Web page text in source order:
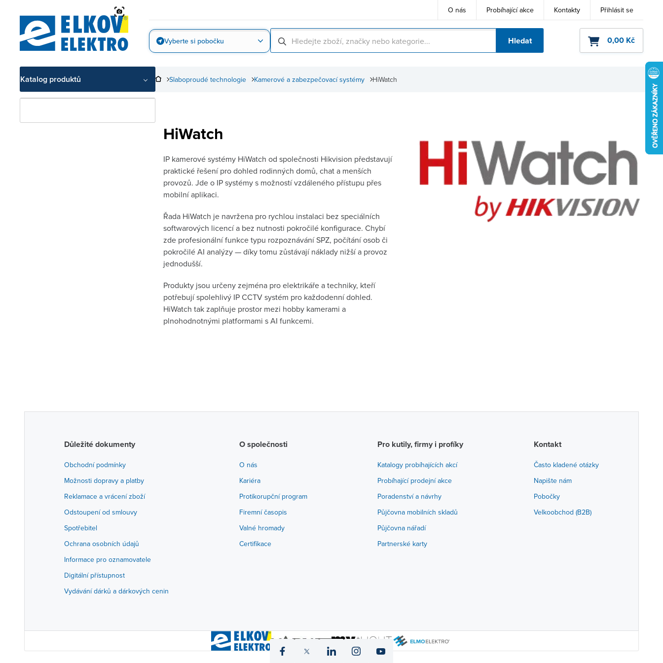
O nás Probíhající akce Kontakty Přihlásit se
Vyberte si pobočku Hledat 0,00 Kč
Katalog produktů HiWatch
Kamerové a zabezpečovací systémy
Slaboproudé technologie
HiWatch
IP kamerové systémy HiWatch od společnosti Hikvision představují
praktické řešení pro dohled rodinných domů, chat a menších
provozů. Jde o IP systémy s možností vzdáleného přístupu přes
mobilní aplikaci.
Řada HiWatch je navržena pro rychlou instalaci bez speciálních
softwarových licencí a bez nutnosti pokročilé konfigurace. Chybí
zde profesionální funkce typu rozpoznávání SPZ, počítání osob či
pokročilé AI analýzy — díky tomu zůstávají náklady nižší a provoz
jednodušší.
Produkty jsou určeny zejména pro elektrikáře a techniky, kteří
potřebují spolehlivý IP CCTV systém pro každodenní dohled.
HiWatch tak zaplňuje prostor mezi hobby kamerami a
plnohodnotnými platformami s AI funkcemi.
Důležité dokumenty
Obchodní podmínky
Možnosti dopravy a platby
Reklamace a vrácení zboží
Odstoupení od smlouvy
Spotřebitel
Ochrana osobních údajů
Informace pro oznamovatele
Digitální přístupnost
Vydávání dárků a dárkových cenin
O společnosti
O nás
Kariéra
Protikorupční program
Firemní časopis
Valné hromady
Certifikace
Pro kutily, firmy i profíky
Katalogy probíhajících akcí
Probíhající prodejní akce
Poradenství a návrhy
Půjčovna mobilních skladů
Půjčovna nářadí
Partnerské karty
Kontakt
Často kladené otázky
Napište nám
Pobočky
Velkoobchod (B2B)
icon
icon
icon
icon
icon